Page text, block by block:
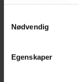
Nødvendig
Egenskaper